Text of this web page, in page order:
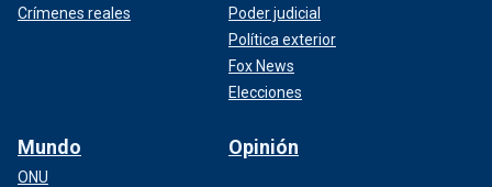
Crímenes reales
Poder judicial
Política exterior
Fox News
Elecciones
Mundo
ONU
Opinión